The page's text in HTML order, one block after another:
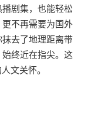
剧集，也能轻松
不再需要为国外
去了地理距离带
终近在指尖。这
文关怀。